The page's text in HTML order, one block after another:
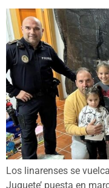
Los linarenses se
Juguete’ puesta en